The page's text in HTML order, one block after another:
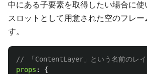
中にある子要素を取得したい場合に使
スロットとして用意された空のフレー
す。
// 「ContentLayer」という名前のレイ
props :
{